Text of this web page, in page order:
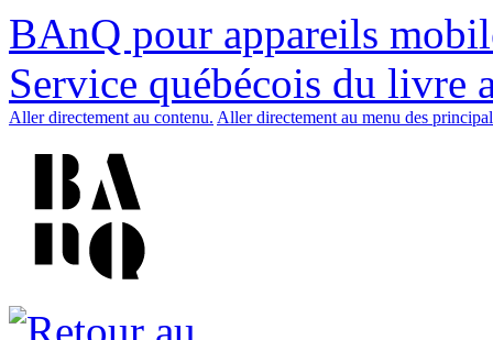
BAnQ pour appareils
Service québécois du livre
Aller directement au contenu. Aller directement au menu des